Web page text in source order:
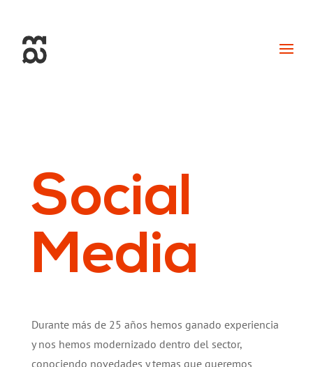
Social
Media
Durante más de 25 años hemos ganado experiencia
y nos hemos modernizado dentro del sector,
conociendo novedades y temas que queremos